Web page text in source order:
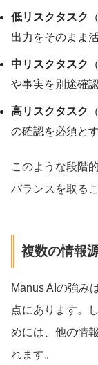
低リスクタスク
出力をそのまま
中リスクタスク
や事実を別途確
高リスクタスク
の確認を必須と
このような段階
バランスを取る
複数の情報
Manus AIの強み
点にあります。
めには、他の情
れます。